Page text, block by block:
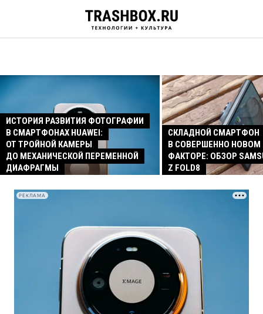
ИСТОРИЯ РАЗВИТИЯ ФОТОГРАФИИ
В СМАРТФОНАХ HUAWEI:
ОТ ТРОЙНОЙ КАМЕРЫ
ДО МЕХАНИЧЕСКОЙ ПЕРЕМЕННОЙ
ДИАФРАГМЫ
СКЛАДНОЙ СМАРТФОН
В СОВЕРШЕННО
ФАКТОРЕ: ОБЗОР
Z FOLD8
РЕКЛАМА